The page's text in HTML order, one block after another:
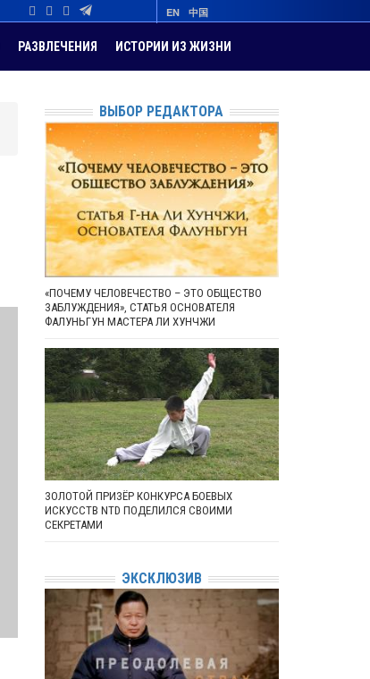
EN 中国
РАЗВЛЕЧЕНИЯ ИСТОРИИ ИЗ ЖИЗНИ
ВЫБОР РЕДАКТОРА
«ПОЧЕМУ ЧЕЛОВЕЧЕСТВО – ЭТО ОБЩЕСТВО
ЗАБЛУЖДЕНИЯ», СТАТЬЯ ОСНОВАТЕЛЯ
ФАЛУНЬГУН МАСТЕРА ЛИ ХУНЧЖИ
ЗОЛОТОЙ ПРИЗЁР КОНКУРСА БОЕВЫХ
ИСКУССТВ NTD ПОДЕЛИЛСЯ СВОИМИ
СЕКРЕТАМИ
ЭКСКЛЮЗИВ